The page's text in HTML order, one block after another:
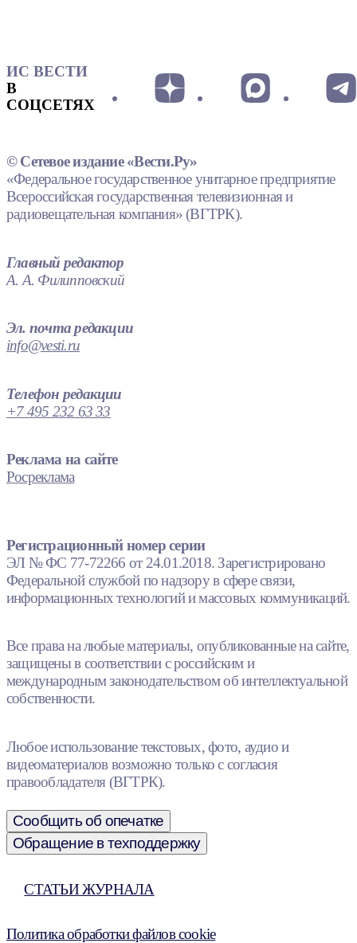
ИС ВЕСТИ
В
СОЦСЕТЯХ
© Сетевое издание «Вести.Ру»
«Федеральное государственное унитарное предприятие
Всероссийская государственная телевизионная и
радиовещательная компания» (ВГТРК).
Главный редактор
А. А. Филипповский
Эл. почта редакции
info@vesti.ru
Телефон редакции
+7 495 232 63 33
Реклама на сайте
Росреклама
Регистрационный номер серии
ЭЛ № ФС 77-72266 от 24.01.2018. Зарегистрировано
Федеральной службой по надзору в сфере связи,
информационных технологий и массовых коммуникаций.
Все права на любые материалы, опубликованные на сайте,
защищены в соответствии с российским и
международным законодательством об интеллектуальной
собственности.
Любое использование текстовых, фото, аудио и
видеоматериалов возможно только с согласия
правообладателя (ВГТРК).
Сообщить об опечатке
Обращение в техподдержку
СТАТЬИ ЖУРНАЛА
Политика обработки файлов cookie